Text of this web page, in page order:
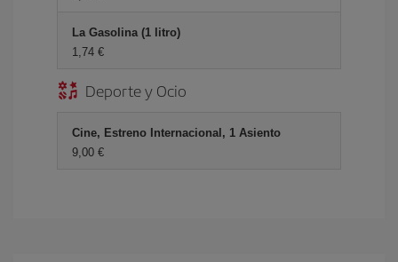
La Gasolina (1 litro)
1,74 €
Deporte y Ocio
Cine, Estreno Internacional, 1 Asiento
9,00 €